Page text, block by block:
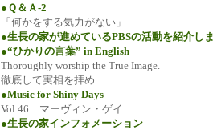
●Ｑ＆Ａ-2
「何かをする気力がない」
●生長の家が進めているPBSの活動を紹介し
●“ひかりの言葉” in English
Thoroughly worship the True Image.
徹底して実相を拝め
●Music for Shiny Days
Vol.46 マーヴィン・ゲイ
●生長の家インフォメーション